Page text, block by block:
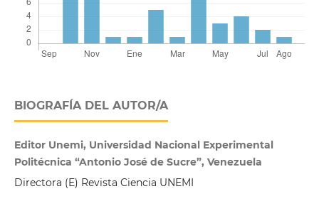
BIOGRAFÍA DEL AUTOR/A
Editor Unemi, Universidad Nacional Experimental
Politécnica “Antonio José de Sucre”, Venezuela
Directora (E) Revista Ciencia UNEMI